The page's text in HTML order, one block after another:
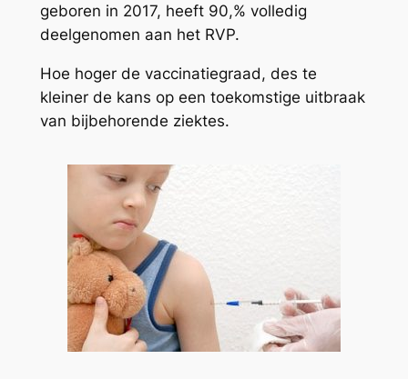
geboren in 2017, heeft 90,% volledig
deelgenomen aan het RVP.
Hoe hoger de vaccinatiegraad, des te
kleiner de kans op een toekomstige uitbraak
van bijbehorende ziektes.